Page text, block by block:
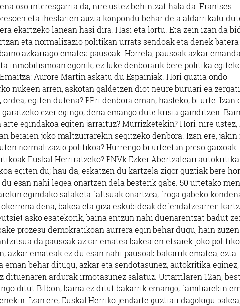
oso interesgarria da, nire ustez behintzat hala da. Frantses
eta iheslarien auzia konpondu behar dela aldarrikatu
ekartzeko lanean hasi dira. Hasi eta lortu. Eta zein izan da
eta normalizazio politikan urrats sendoak eta denek batera
azkarrago ematea pausoak. Horrela, pausoak azkar emanda
inmobilismoan egonik, ez luke denborarik bere politika
Aurore Martin askatu du Espainiak. Hori guztia ondo
nukeen arren, askotan galdetzen diot neure buruari ea
egiten dutena? PPri denbora eman; hasteko, bi urte. Izan
ezer egingo, dena emango dute krisia gainditzen.
egindakoa egiten jarraituz? Murrizketekin? Hori, nire ustez,
beraien joko maltzurrarekin segitzeko denbora. Izan ere, jakin
normalizazio politikoa? Hurrengo bi urteetan preso gaixoak
Euskal Herriratzeko? PNVk Ezker Abertzaleari autokritika
egiten du; hau da, eskatzen du kartzela zigor guztiak bere
esan nahi legea onartzen dela besterik gabe. 50 urtetako
egindako salaketa faltsuak onartzea, froga gabeko
dena, bakea eta giza eskubideak defendatzearren
asko esatekorik, baina entzun nahi duenarentzat badut
prozesu demokratikoan aurrera egin behar dugu; hain zuzen
da pausoak azkar ematea bakearen etsaiek joko politiko
azkar emateak ez du esan nahi pausoak bakarrik ematea, ezta
eman behar ditugu, azkar eta sendotasunez, autokritika
dituenaren ardurak irmotasunez salatuz. Urtarrilaren 12an,
ditut Bilbon, baina ez ditut bakarrik emango; familiarekin
Izan ere, Euskal Herriko jendarte guztiari dagokigu